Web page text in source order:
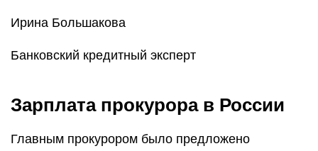
Ирина Большакова
Банковский кредитный эксперт
Зарплата прокурора в России
Главным прокурором было предложено